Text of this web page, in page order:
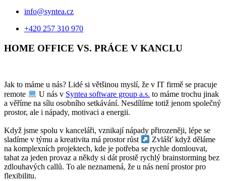
info@syntea.cz
+420 257 310 970
HOME OFFICE VS. PRÁCE V KANCLU
Jak to máme u nás? Lidé si většinou myslí, že v IT firmě se pracuje
remote
U nás v Syntea software group a.s. to máme trochu jinak
a věříme na sílu osobního setkávání. Nesdílíme totiž jenom společný
prostor, ale i nápady, motivaci a energii.
Když jsme spolu v kanceláři, vznikají nápady přirozeněji, lépe se
sladíme v týmu a kreativita má prostor růst
Zvlášť když děláme
na komplexních projektech, kde je potřeba se rychle domlouvat,
tahat za jeden provaz a někdy si dát prostě rychlý brainstorming bez
zdlouhavých callů. To ale neznamená, že u nás není prostor pro
flexibilitu.